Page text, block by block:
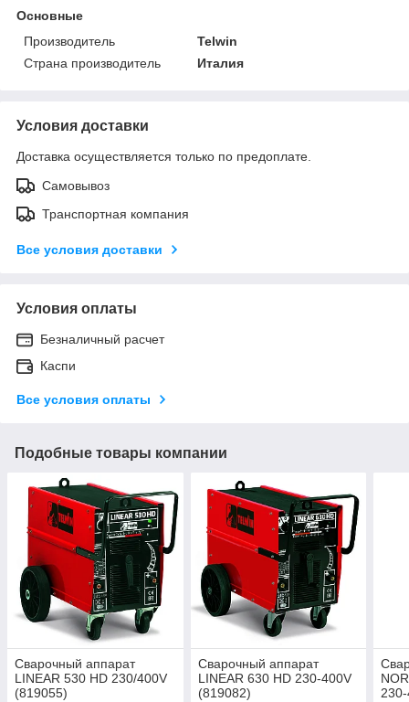
Основные
Производитель
Telwin
Страна производитель
Италия
Условия доставки
Доставка осуществляется только по предоплате.
Самовывоз
Транспортная компания
Все условия доставки
Условия оплаты
Безналичный расчет
Каспи
Все условия оплаты
Подобные товары компании
Сварочный аппарат
LINEAR 530 HD 230/400V
(819055)
Сварочный аппарат
LINEAR 630 HD 230-400V
(819082)